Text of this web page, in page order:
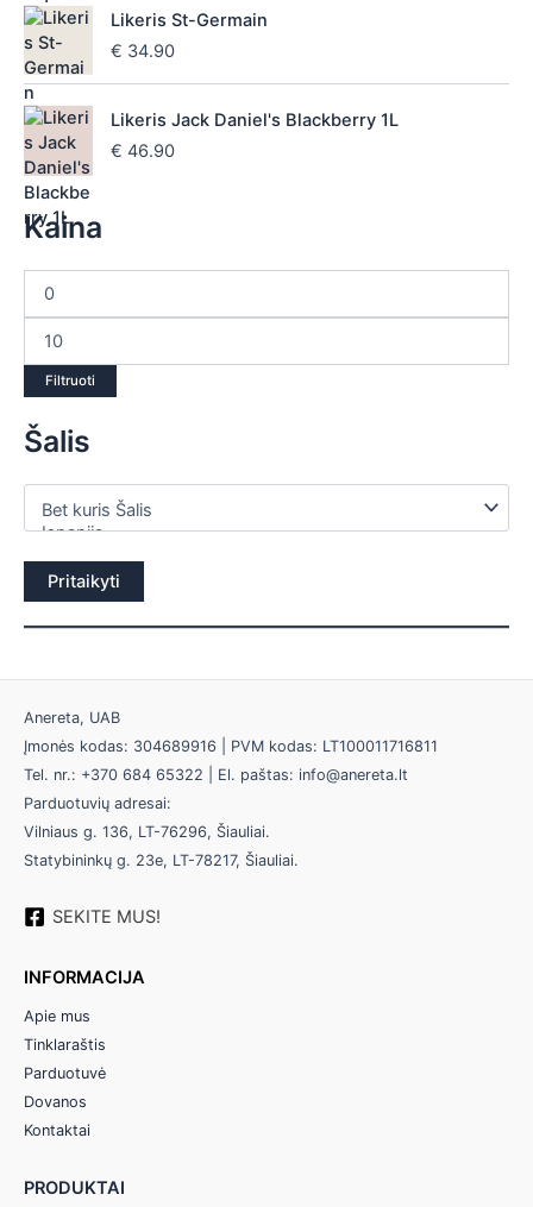
Likeris St-Germain
€ 34.90
Likeris Jack Daniel's Blackberry 1L
€ 46.90
Kaina
Filtruoti
Šalis
Pritaikyti
Anereta, UAB
Įmonės kodas: 304689916 | PVM kodas: LT100011716811
Tel. nr.: +370 684 65322 | El. paštas: info@anereta.lt
Parduotuvių adresai:
Vilniaus g. 136, LT-76296, Šiauliai.
Statybininkų g. 23e, LT-78217, Šiauliai.
SEKITE MUS!
INFORMACIJA
Apie mus
Tinklaraštis
Parduotuvė
Dovanos
Kontaktai
PRODUKTAI